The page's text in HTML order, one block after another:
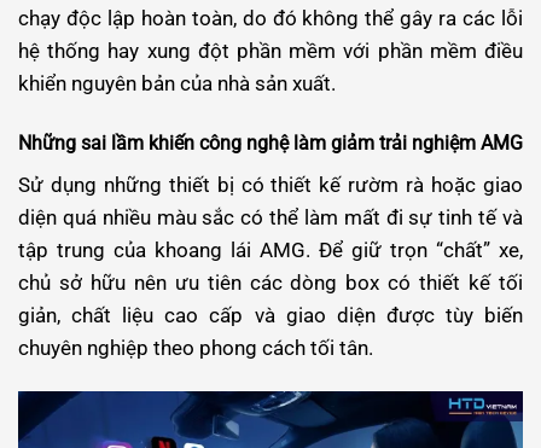
chạy độc lập hoàn toàn, do đó không thể gây ra các lỗi
hệ thống hay xung đột phần mềm với phần mềm điều
khiển nguyên bản của nhà sản xuất.
Những sai lầm khiến công nghệ làm giảm trải nghiệm AMG
Sử dụng những thiết bị có thiết kế rườm rà hoặc giao
diện quá nhiều màu sắc có thể làm mất đi sự tinh tế và
tập trung của khoang lái AMG. Để giữ trọn “chất” xe,
chủ sở hữu nên ưu tiên các dòng box có thiết kế tối
giản, chất liệu cao cấp và giao diện được tùy biến
chuyên nghiệp theo phong cách tối tân.